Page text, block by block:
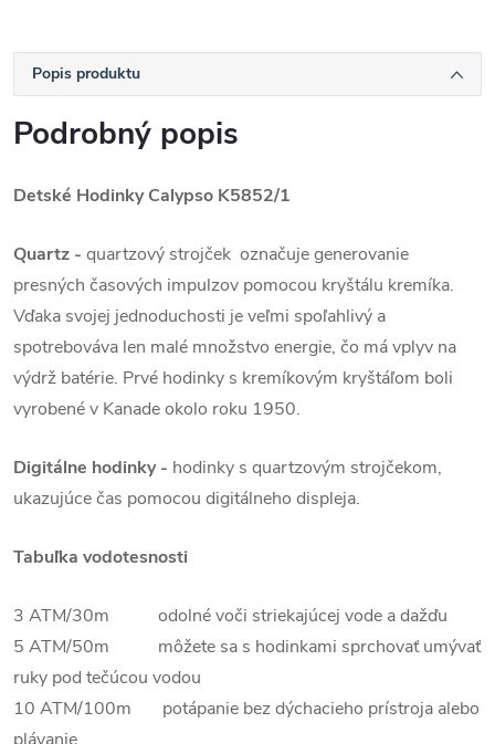
Popis produktu
Podrobný popis
Detské Hodinky Calypso K5852/1
Quartz - quartzový strojček označuje generovanie
presných časových impulzov pomocou kryštálu kremíka.
Vďaka svojej jednoduchosti je veľmi spoľahlivý a
spotrebováva len malé množstvo energie, čo má vplyv na
výdrž batérie. Prvé hodinky s kremíkovým kryštáľom boli
vyrobené v Kanade okolo roku 1950.
Digitálne hodinky - hodinky s quartzovým strojčekom,
ukazujúce čas pomocou digitálneho displeja.
Tabuľka vodotesnosti
3 ATM/30m odolné voči striekajúcej vode a dažďu
5 ATM/50m môžete sa s hodinkami sprchovať umývať
ruky pod tečúcou vodou
10 ATM/100m potápanie bez dýchacieho prístroja alebo